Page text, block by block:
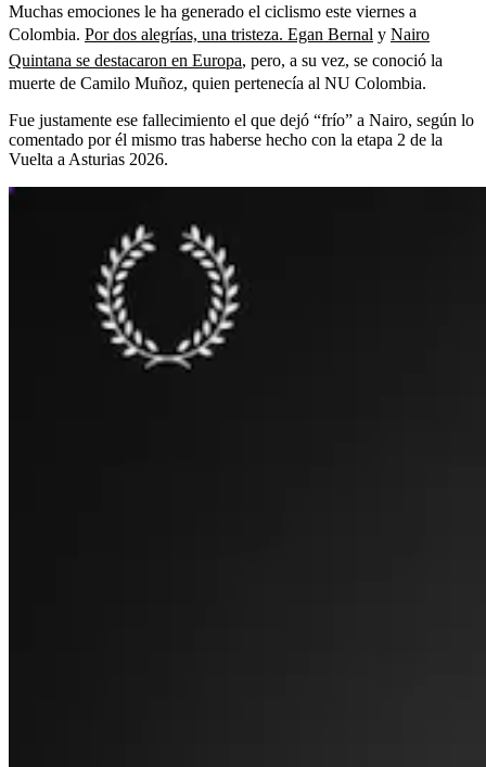
Muchas emociones le ha generado el ciclismo este viernes a
Colombia. Por dos alegrías, una tristeza. Egan Bernal y Nairo
Quintana se destacaron en Europa, pero, a su vez, se conoció la
muerte de Camilo Muñoz, quien pertenecía al NU Colombia.
Fue justamente ese fallecimiento el que dejó “frío” a Nairo, según lo
comentado por él mismo tras haberse hecho con la etapa 2 de la
Vuelta a Asturias 2026.